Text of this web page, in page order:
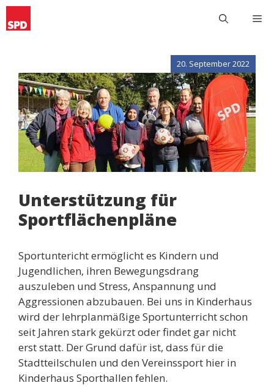
Zum
Inhalt
20. September 2022
Unterstützung für
Sportflächenpläne
Sportuntericht ermöglicht es Kindern und
Jugendlichen, ihren Bewegungsdrang
auszuleben und Stress, Anspannung und
Aggressionen abzubauen. Bei uns in Kinderhaus
wird der lehrplanmäßige Sportunterricht schon
seit Jahren stark gekürzt oder findet gar nicht
erst statt. Der Grund dafür ist, dass für die
Stadtteilschulen und den Vereinssport hier in
Kinderhaus Sporthallen fehlen.